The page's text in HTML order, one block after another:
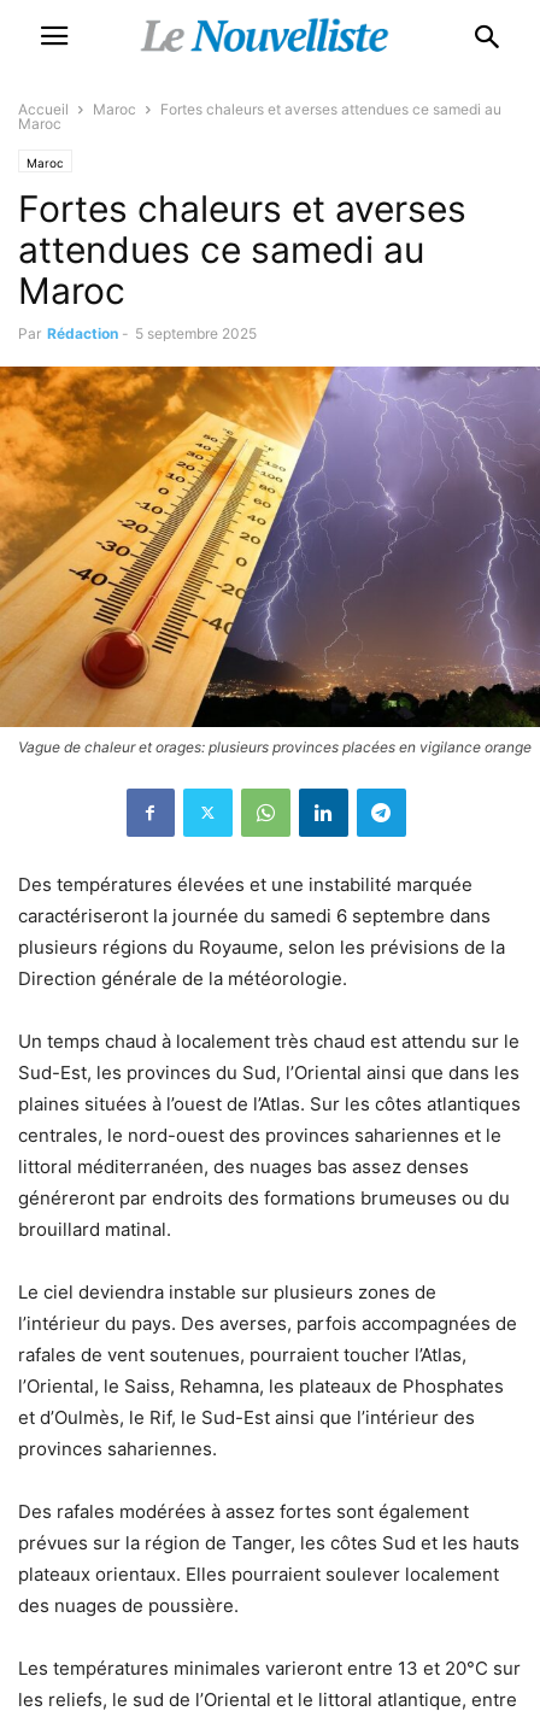
Accueil Maroc
Fortes chaleurs et averses attendues ce samedi au
Maroc
Maroc
Fortes chaleurs et averses
attendues ce samedi au
Maroc
Par Rédaction - 5 septembre 2025
Vague de chaleur et orages: plusieurs provinces placées en vigilance orange
Des températures élevées et une instabilité marquée
caractériseront la journée du samedi 6 septembre dans
plusieurs régions du Royaume, selon les prévisions de la
Direction générale de la météorologie.
Un temps chaud à localement très chaud est attendu sur le
Sud-Est, les provinces du Sud, l’Oriental ainsi que dans les
plaines situées à l’ouest de l’Atlas. Sur les côtes atlantiques
centrales, le nord-ouest des provinces sahariennes et le
littoral méditerranéen, des nuages bas assez denses
généreront par endroits des formations brumeuses ou du
brouillard matinal.
Le ciel deviendra instable sur plusieurs zones de
l’intérieur du pays. Des averses, parfois accompagnées de
rafales de vent soutenues, pourraient toucher l’Atlas,
l’Oriental, le Saiss, Rehamna, les plateaux de Phosphates
et d’Oulmès, le Rif, le Sud-Est ainsi que l’intérieur des
provinces sahariennes.
Des rafales modérées à assez fortes sont également
prévues sur la région de Tanger, les côtes Sud et les hauts
plateaux orientaux. Elles pourraient soulever localement
des nuages de poussière.
Les températures minimales varieront entre 13 et 20°C sur
les reliefs, le sud de l’Oriental et le littoral atlantique, entre